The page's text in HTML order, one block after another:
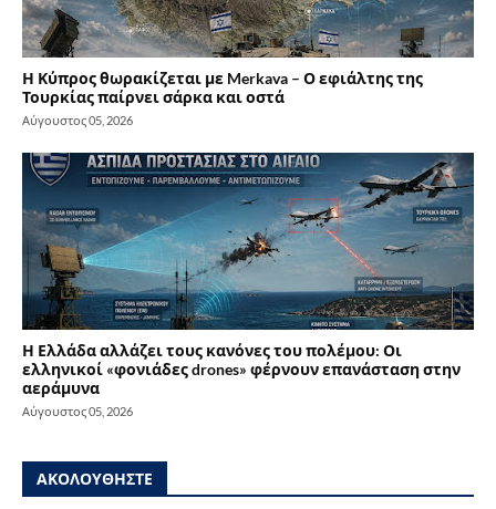
Η Κύπρος θωρακίζεται με Merkava – Ο εφιάλτης της
Τουρκίας παίρνει σάρκα και οστά
Αύγουστος 05, 2026
Η Ελλάδα αλλάζει τους κανόνες του πολέμου: Οι
ελληνικοί «φονιάδες drones» φέρνουν επανάσταση στην
αεράμυνα
Αύγουστος 05, 2026
ΑΚΟΛΟΥΘΗΣΤΕ